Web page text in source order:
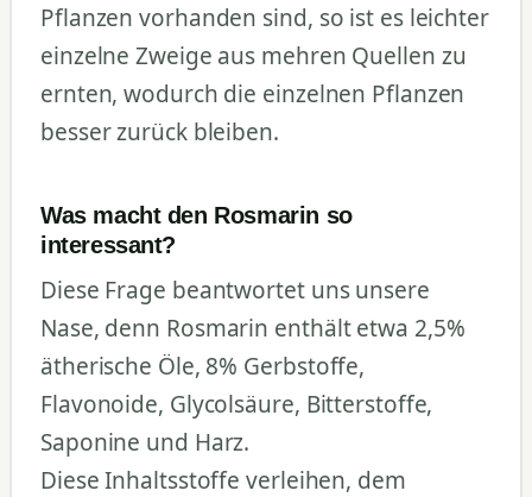
Pflanzen vorhanden sind, so ist es leichter
einzelne Zweige aus mehren Quellen zu
ernten, wodurch die einzelnen Pflanzen
besser zurück bleiben.
Was macht den Rosmarin so
interessant?
Diese Frage beantwortet uns unsere
Nase, denn Rosmarin enthält etwa 2,5%
ätherische Öle, 8% Gerbstoffe,
Flavonoide, Glycolsäure, Bitterstoffe,
Saponine und Harz.
Diese Inhaltsstoffe verleihen, dem